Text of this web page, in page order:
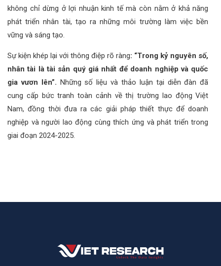
không chỉ dừng ở lợi nhuận kinh tế mà còn nằm ở khả năng
phát triển nhân tài, tạo ra những môi trường làm việc bền
vững và sáng tạo.
Sự kiện khép lại với thông điệp rõ ràng: “Trong kỷ nguyên số,
nhân tài là tài sản quý giá nhất để doanh nghiệp và quốc
gia vươn lên”. Những số liệu và thảo luận tại diễn đàn đã
cung cấp bức tranh toàn cảnh về thị trường lao động Việt
Nam, đồng thời đưa ra các giải pháp thiết thực để doanh
nghiệp và người lao động cùng thích ứng và phát triển trong
giai đoạn 2024-2025.